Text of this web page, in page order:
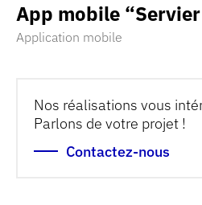
App mobile
Application mobile
Nos réalisations vous
Parlons de votre projet !
Contactez-nous